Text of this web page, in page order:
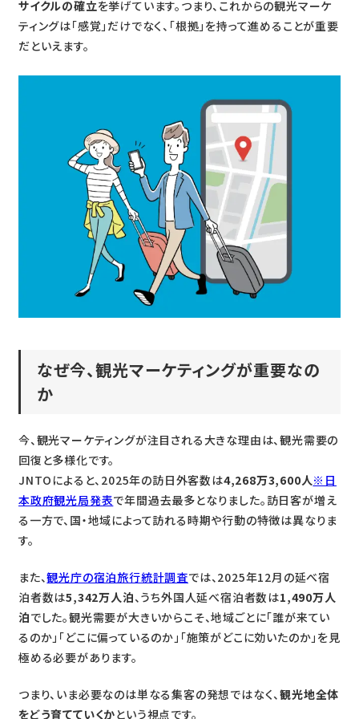
サイクルの確立を挙げています。つまり、これからの観光マーケ
ティングは「感覚」だけでなく、「根拠」を持って進めることが重要
だといえます。
なぜ今、観光マーケティングが重要なの
か
今、観光マーケティングが注目される大きな理由は、観光需要の
回復と多様化です。
JNTOによると、2025年の訪日外客数は4,268万3,600人※日
本政府観光局発表で年間過去最多となりました。訪日客が増え
る一方で、国・地域によって訪れる時期や行動の特徴は異なりま
す。
また、観光庁の宿泊旅行統計調査では、2025年12月の延べ宿
泊者数は5,342万人泊、うち外国人延べ宿泊者数は1,490万人
泊でした。観光需要が大きいからこそ、地域ごとに「誰が来てい
るのか」「どこに偏っているのか」「施策がどこに効いたのか」を見
極める必要があります。
つまり、いま必要なのは単なる集客の発想ではなく、観光地全体
をどう育てていくかという視点です。